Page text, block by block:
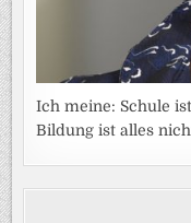
Ich meine: Schule
Bildung ist alles